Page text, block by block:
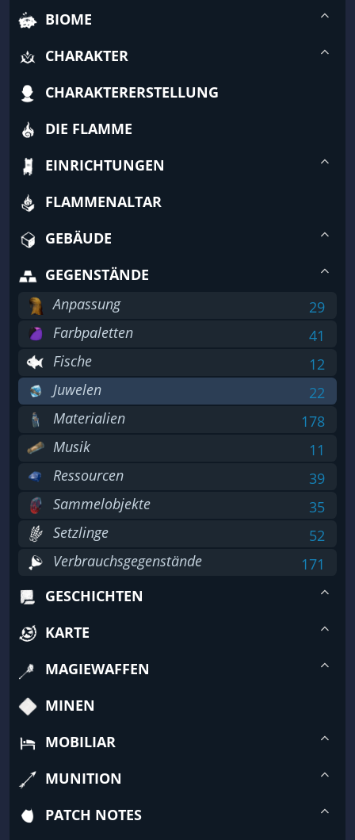
BIOME
CHARAKTER
CHARAKTERERSTELLUNG
DIE FLAMME
EINRICHTUNGEN
FLAMMENALTAR
GEBÄUDE
GEGENSTÄNDE
Anpassung
29
Farbpaletten
41
Fische
12
Juwelen
22
Materialien
178
Musik
11
Ressourcen
39
Sammelobjekte
35
Setzlinge
52
Verbrauchsgegenstände
171
GESCHICHTEN
KARTE
MAGIEWAFFEN
MINEN
MOBILIAR
MUNITION
PATCH NOTES